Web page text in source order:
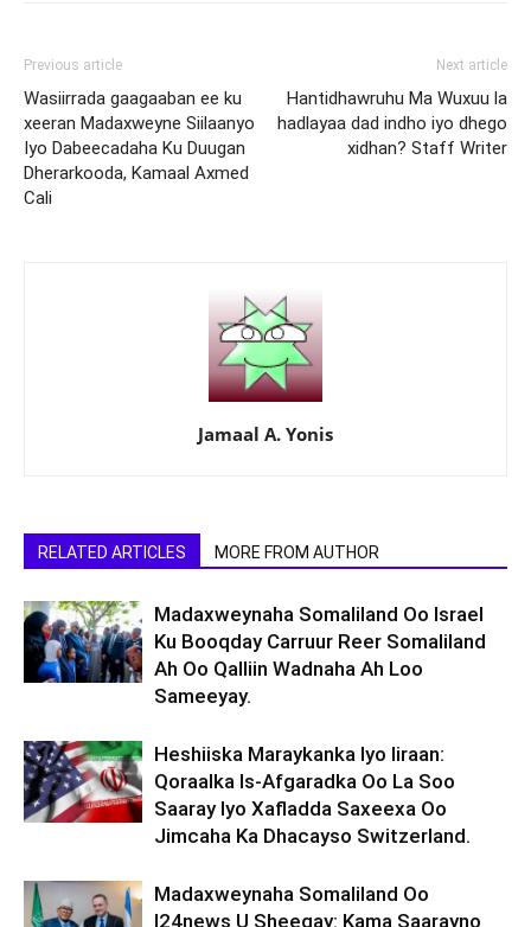
Previous article
Wasiirrada gaagaaban ee ku
xeeran Madaxweyne Siilaanyo
Iyo Dabeecadaha Ku Duugan
Dherarkooda, Kamaal Axmed
Cali
Next article
Hantidhawruhu Ma Wuxuu la
hadlayaa dad indho iyo dhego
xidhan? Staff Writer
Jamaal A. Yonis
RELATED ARTICLES MORE FROM AUTHOR
Madaxweynaha Somaliland Oo Israel
Ku Booqday Carruur Reer Somaliland
Ah Oo Qalliin Wadnaha Ah Loo
Sameeyay.
Heshiiska Maraykanka Iyo Iiraan:
Qoraalka Is-Afgaradka Oo La Soo
Saaray Iyo Xafladda Saxeexa Oo
Jimcaha Ka Dhacayso Switzerland.
Madaxweynaha Somaliland Oo
I24news U Sheegay: Kama Saarayno